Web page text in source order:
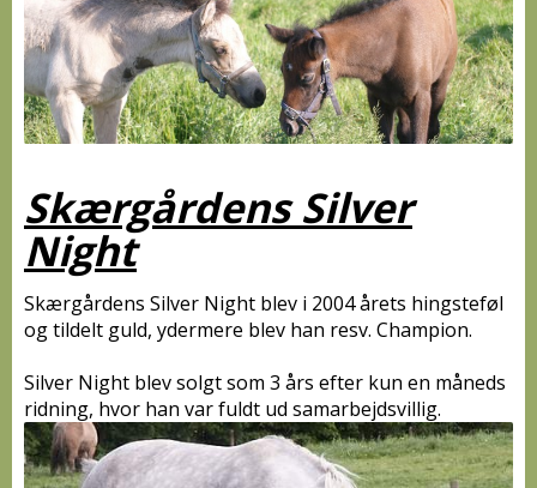
Skærgårdens Silver
Night
Skærgårdens Silver Night blev i 2004 årets hingsteføl
og tildelt guld, ydermere blev han resv. Champion.
Silver Night blev solgt som 3 års efter kun en måneds
ridning, hvor han var fuldt ud samarbejdsvillig.